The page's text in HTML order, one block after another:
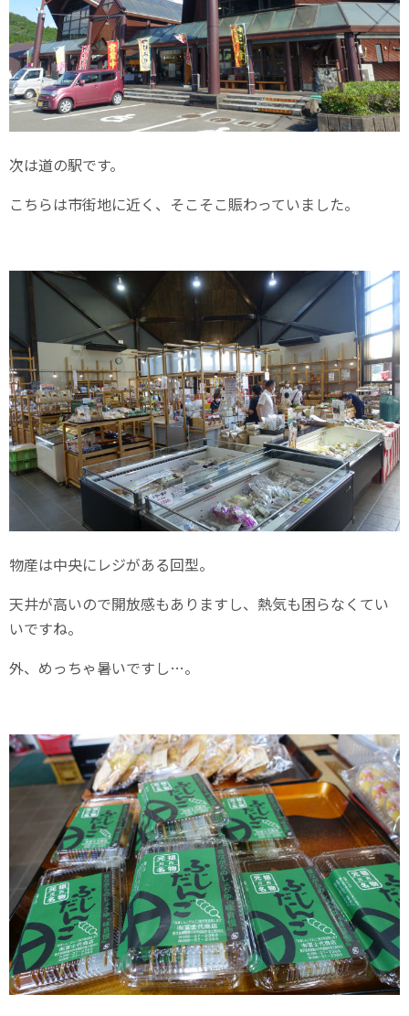
次は道の駅です。
こちらは市街地に近く、そこそこ賑わっていました。
物産は中央にレジがある回型。
天井が高いので開放感もありますし、熱気も困らなくてい
いですね。
外、めっちゃ暑いですし…。